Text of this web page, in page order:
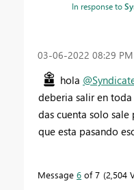
In response to
‎03-06-2022 08:29 PM
hola
deberia salir en
das cuenta solo
que esta pasando
Message 6 of 7 2,504